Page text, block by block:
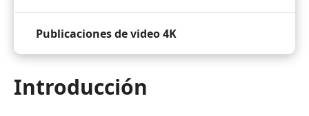
Publicaciones de video 4K
Introducción